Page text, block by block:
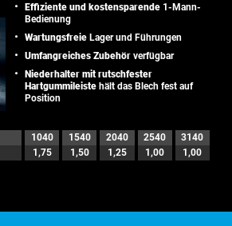
Effiziente und kostensparende 1-Mann-
Bedienung
Wartungsfreie Lager und Führungen
Umfangreiches Zubehör verfügbar
Niederhalter mit rutschfester
Hartgummileiste hält das Blech fest auf
Position
1040 1540 2040 2540
3140
1,75 1,50 1,25 1,00 1,00